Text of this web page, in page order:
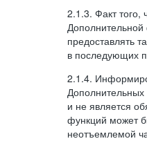
2.1.3. Факт того,
Дополнительной
предоставлять
в последующих
2.1.4.
и не является
функций может
неотъемлемой